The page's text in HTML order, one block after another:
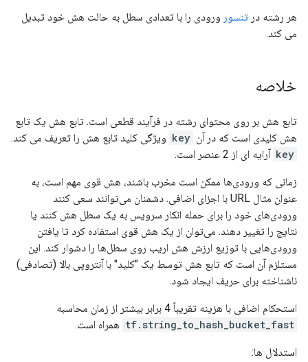
هر رشته در تنسور ورودی را با تعدادی سطل به حالت هش خود تبدیل
می کند.
خلاصه
تابع هش بر روی محتوای رشته در فرآیند قطعی است. تابع هش یک تابع
هش کلیدی است که در آن key ویژگی کلید تابع هش را تعریف می کند.
key آرایه ای از 2 عنصر است.
زمانی که ورودی‌ها ممکن است مخرب باشند، هش قوی مهم است، به
عنوان مثال URL با اجزای اضافی. دشمنان می‌توانند سعی کنند
ورودی‌های خود را برای حمله انکار سرویس به یک سطل هش کنند یا
نتایج را تغییر دهند. می‌توان از یک هش قوی استفاده کرد تا یافتن
ورودی‌هایی با توزیع ارزش هش اریب روی سطل‌ها را دشوار کند. این
مستلزم آن است که تابع هش توسط یک "کلید" با آنتروپی بالا (تصادفی)
ناشناخته برای حریف ایجاد شود.
استحکام اضافی با هزینه تقریباً 4 برابر بیشتر از زمان محاسبه
tf.string_to_hash_bucket_fast همراه است.
استدلال ها: